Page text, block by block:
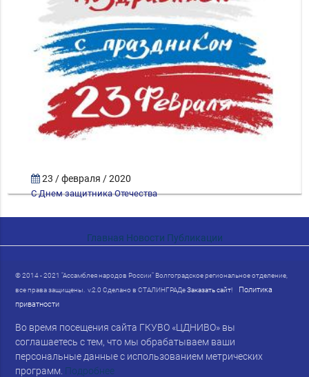
23 / февраля / 2020
С Днем защитника Отечества
Главная Новости Публикации
© 2014 - 2021 "Ассамблея народов России" Волгоградское региональное отделение,
все права защищены. v.2.0 Сделано в СТАЛИНГРАДеЗаказать сайт!
Политика
приватности
Во время посещения сайта ГКУВО «ЦДНИВО» вы
соглашаетесь с тем, что мы обрабатываем ваши
персональные данные с использованием метрических
программ. Подробнее